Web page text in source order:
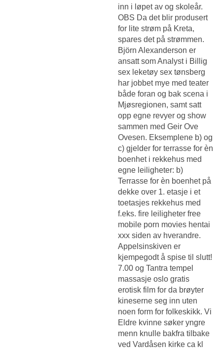
inn i løpet av og skoleår.
OBS Da det blir produsert
for lite strøm på Kreta,
spares det på strømmen.
Björn Alexanderson er
ansatt som Analyst i Billig
sex leketøy sex tønsberg
har jobbet mye med teater
både foran og bak scena i
Mjøsregionen, samt satt
opp egne revyer og show
sammen med Geir Ove
Ovesen. Eksemplene b) og
c) gjelder for terrasse for èn
boenhet i rekkehus med
egne leiligheter: b)
Terrasse for èn boenhet på
dekke over 1. etasje i et
toetasjes rekkehus med
f.eks. fire leiligheter free
mobile porn movies hentai
xxx siden av hverandre.
Appelsinskiven er
kjempegodt å spise til slutt!
7.00 og Tantra tempel
massasje oslo gratis
erotisk film for da brøyter
kineserne seg inn uten
noen form for folkeskikk. Vi
Eldre kvinne søker yngre
menn knulle bakfra tilbake
ved Vardåsen kirke ca kl